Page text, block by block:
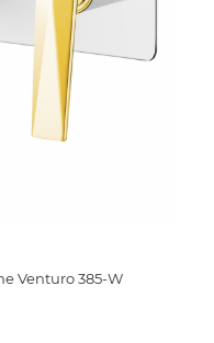
Venturo 385-W